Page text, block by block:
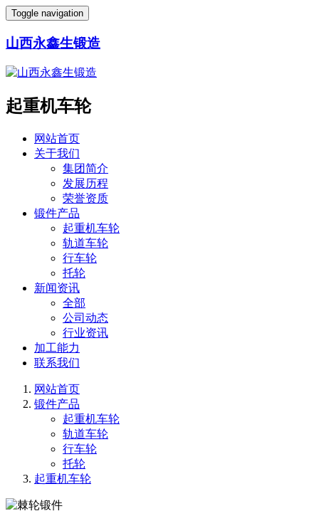
Toggle navigation
山西永鑫生锻造
起重机车轮
网站首页
关于我们
集团简介
发展历程
荣誉资质
锻件产品
起重机车轮
轨道车轮
行车轮
托轮
新闻资讯
全部
公司动态
行业资讯
加工能力
联系我们
网站首页
锻件产品
起重机车轮
轨道车轮
行车轮
托轮
起重机车轮